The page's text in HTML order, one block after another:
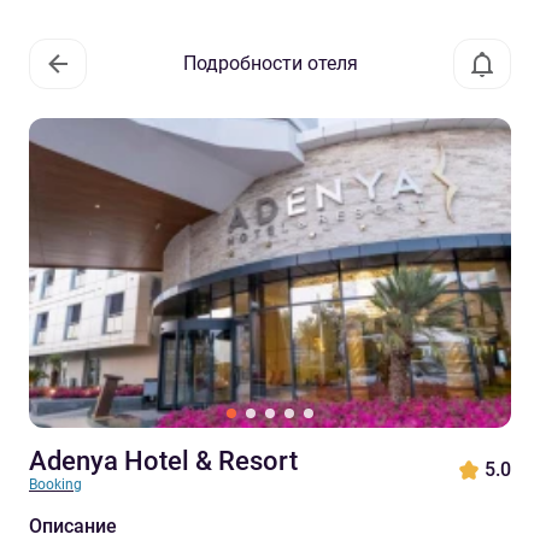
Подробности отеля
Adenya Hotel & Resort
Booking
5.0
Описание